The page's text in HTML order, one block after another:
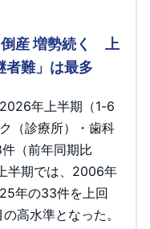
産 増勢続く 上
難」は最多
年上半期（1-6
（診療所）・歯科
（前年同期比
半期では、2006年
年の33件を上回
高水準となった。